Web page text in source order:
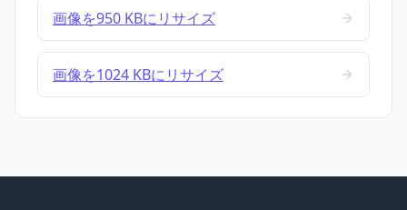
画像を950 KBにリサイズ
画像を1024 KBにリサイズ